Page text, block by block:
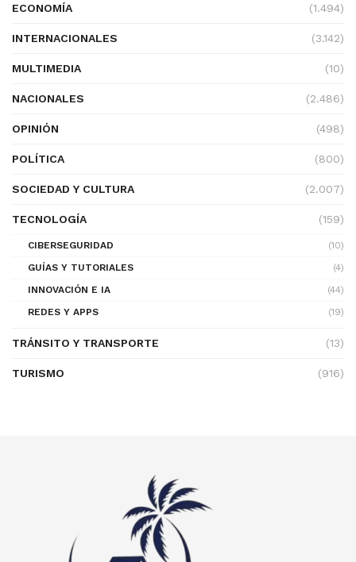
ECONOMÍA (1.494)
INTERNACIONALES (3.142)
MULTIMEDIA (10)
NACIONALES (2.486)
OPINIÓN (498)
POLÍTICA (800)
SOCIEDAD Y CULTURA (2.007)
TECNOLOGÍA (159)
CIBERSEGURIDAD
(10)
GUÍAS Y TUTORIALES
(4)
INNOVACIÓN E IA
(44)
REDES Y APPS
(19)
TRÁNSITO Y TRANSPORTE (13)
TURISMO (916)